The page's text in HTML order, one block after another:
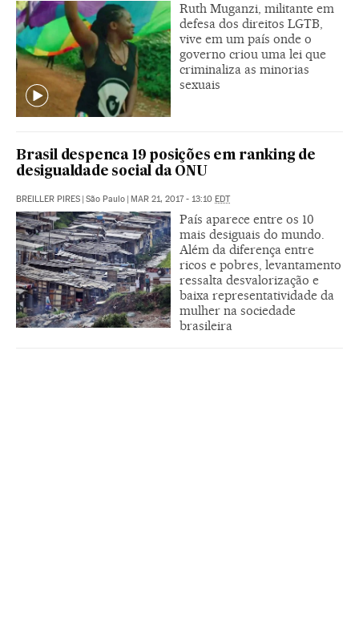
Ruth Muganzi, militante em
defesa dos direitos LGTB,
vive em um país onde o
governo criou uma lei que
criminaliza as minorias
sexuais
Brasil despenca 19 posições em ranking de
desigualdade social da ONU
BREILLER PIRES | São Paulo | MAR 21, 2017 - 13:10 EDT
País aparece entre os 10
mais desiguais do mundo.
Além da diferença entre
ricos e pobres, levantamento
ressalta desvalorização e
baixa representatividade da
mulher na sociedade
brasileira